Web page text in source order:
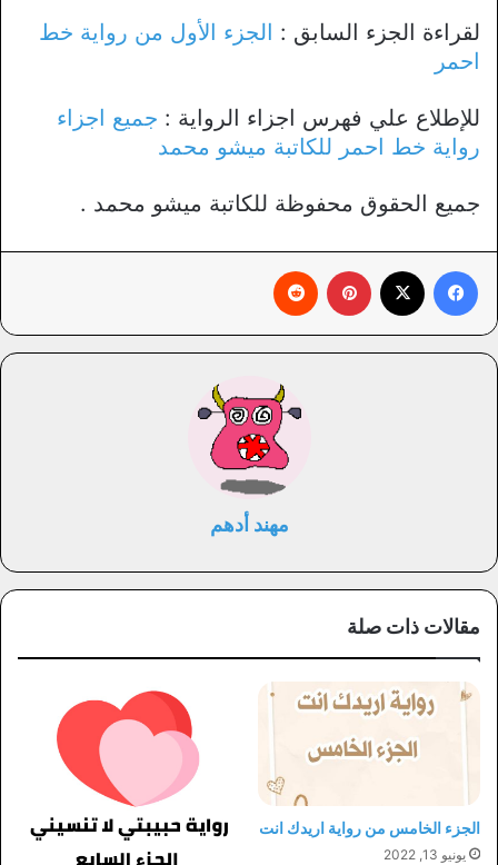
لقراءة الجزء السابق : الجزء الأول من رواية خط
احمر
للإطلاع علي فهرس اجزاء الرواية : جميع اجزاء
رواية خط احمر للكاتبة ميشو محمد
جميع الحقوق محفوظة للكاتبة ميشو محمد .
مهند أدهم
مقالات ذات صلة
الجزء الخامس من رواية اريدك انت
يونيو 13, 2022